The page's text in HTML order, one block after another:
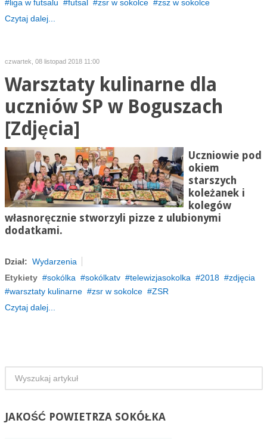
liga w futsalu futsal zsr w sokolce
zsz w sokolce
Czytaj dalej...
czwartek, 08 listopad 2018 11:00
Warsztaty kulinarne dla
uczniów SP w Boguszach
[Zdjęcia]
Uczniowie pod
okiem
starszych
koleżanek i
kolegów
własnoręcznie stworzyli pizze z ulubionymi
dodatkami.
Dział: Wydarzenia
Etykiety
sokólka sokólkatv telewizjasokolka 2018
zdjęcia
warsztaty kulinarne
zsr w sokolce
ZSR
Czytaj dalej...
JAKOŚĆPOWIETRZA SOKÓŁKA